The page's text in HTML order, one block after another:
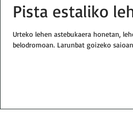
Pista estaliko
Urteko lehen astebukaera honetan,
belodromoan. Larunbat goizeko